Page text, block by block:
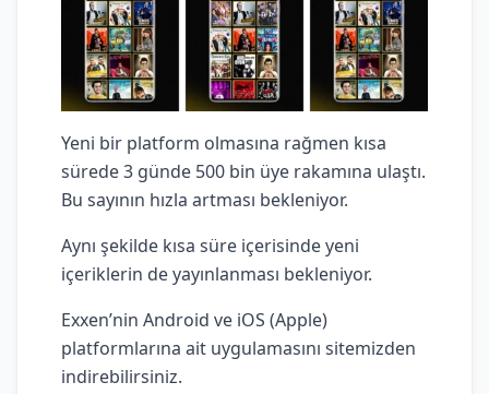
Yeni bir platform olmasına rağmen kısa
sürede 3 günde 500 bin üye rakamına ulaştı.
Bu sayının hızla artması bekleniyor.
Aynı şekilde kısa süre içerisinde yeni
içeriklerin de yayınlanması bekleniyor.
Exxen’nin Android ve iOS (Apple)
platformlarına ait uygulamasını sitemizden
indirebilirsiniz.